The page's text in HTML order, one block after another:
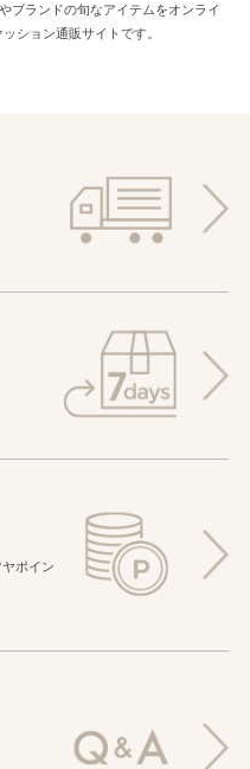
ブランドの旬なアイテムをオンライ
ション通販サイトです。
ポイン